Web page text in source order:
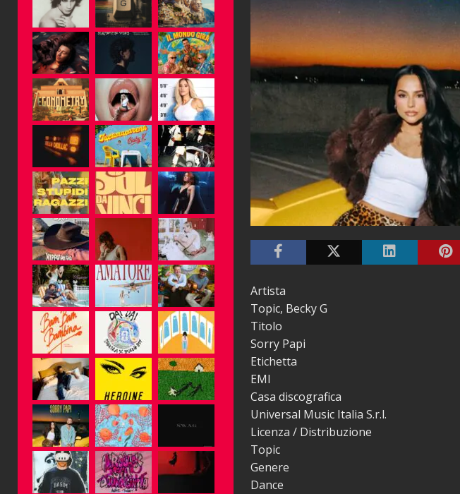
Artista
Topic, Becky G
Titolo
Sorry Papi
Etichetta
EMI
Casa discografica
Universal Music Italia S.r.l.
Licenza / Distribuzione
Topic
Genere
Dance